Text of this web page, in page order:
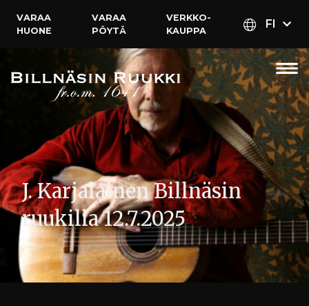
VARAA
HUONE
VARAA
PÖYTÄ
VERKKO­
KAUPPA
FI
J. Karjalainen Billnäsin
ruukilla 12.7.2025